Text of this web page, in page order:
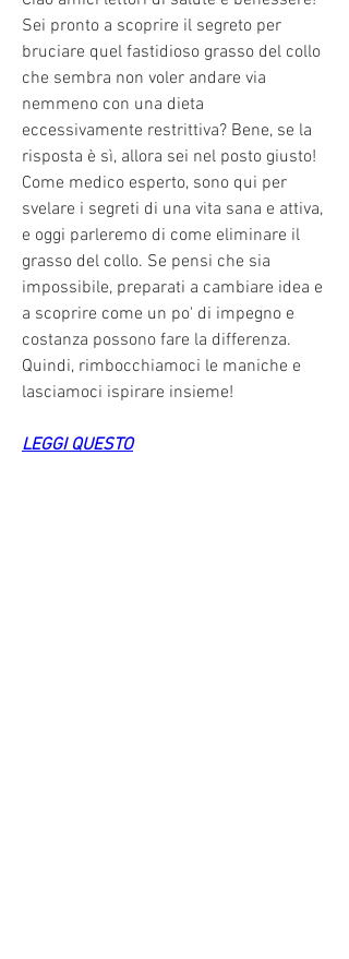
Sei pronto a scoprire il segreto per
bruciare quel fastidioso grasso del collo
che sembra non voler andare via
nemmeno con una dieta
eccessivamente restrittiva? Bene, se la
risposta è sì, allora sei nel posto giusto!
Come medico esperto, sono qui per
svelare i segreti di una vita sana e attiva,
e oggi parleremo di come eliminare il
grasso del collo. Se pensi che sia
impossibile, preparati a cambiare idea e
a scoprire come un po' di impegno e
costanza possono fare la differenza.
Quindi, rimbocchiamoci le maniche e
lasciamoci ispirare insieme!
LEGGI QUESTO